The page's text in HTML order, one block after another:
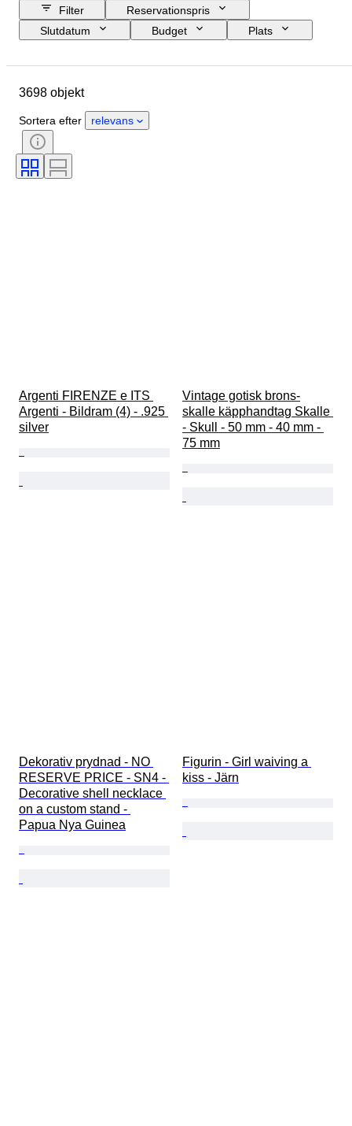
Filter
Reservationspris
Slutdatum
Budget
Plats
Material
Certifiering
Teknik
Signatur
Urverk
Odlingsstil
3698 objekt
Sortera efter relevans
Argenti FIRENZE e ITS
Argenti - Bildram (4) - .925
silver
Vintage gotisk brons-
skalle käpphandtag Skalle
- Skull - 50 mm - 40 mm -
75 mm
Dekorativ prydnad - NO
RESERVE PRICE - SN4 -
Decorative shell necklace
on a custom stand -
Papua Nya Guinea
Figurin - Girl waiving a
kiss - Järn